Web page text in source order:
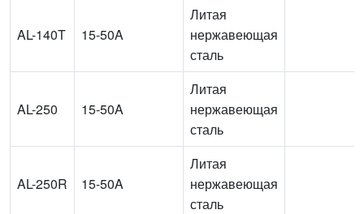
AL-140T 15-50A
Литая
нержавеющая
сталь
AL-250 15-50A
Литая
нержавеющая
сталь
AL-250R 15-50A
Литая
нержавеющая
сталь